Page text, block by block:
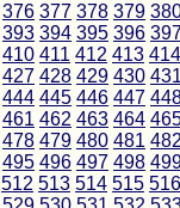
376 377 378 379
393 394 395 396
410 411 412 413 414
427 428 429 430
444 445 446 447
461 462 463 464
478 479 480 481
495 496 497 498
512 513 514 515 516